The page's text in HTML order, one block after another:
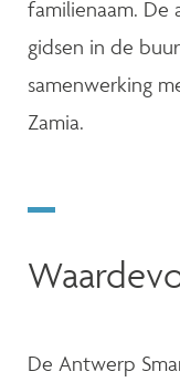
familienaam.
gidsen in de
samenwerking
Zamia.
De Antwerp